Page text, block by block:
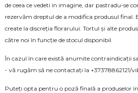
de ceea ce vedeti in imagine, dar pastradu-se
rezervăm dreptul de a modifica produsul final.
create la discreția florarului. Tortul și alte
către noi în funcție de stocul disponibil.
În cazul în care există anumite contraindicații
- vă rugăm să ne contactați la +37378862121/
Puteți opta pentru o poză finală a produselor